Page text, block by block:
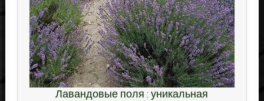
Лавандовые поля : уникальная